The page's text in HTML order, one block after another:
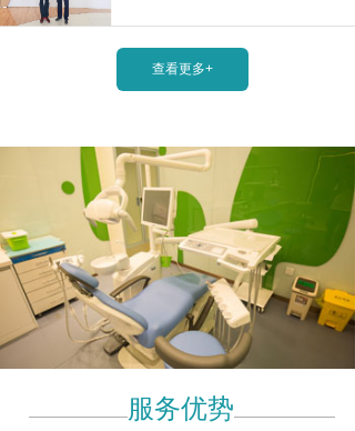
查看更多+
服务优势
产品展示--权威机构，值得信赖